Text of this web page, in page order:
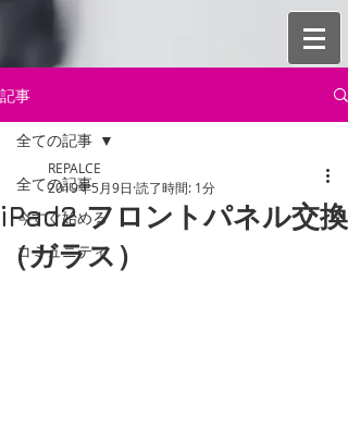
記事
全ての記事
今すぐ始める
コミュニティ
全ての記事
iPad2 フロントパネル交換
（ガラス）
REPALCE
2019年5月9日 読了時間: 1分